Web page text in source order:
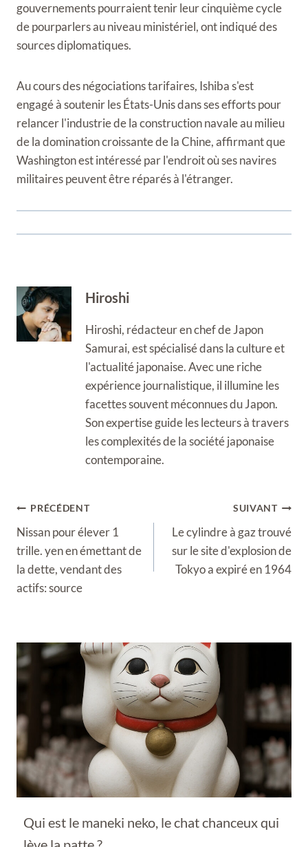
gouvernements pourraient tenir leur cinquième cycle
de pourparlers au niveau ministériel, ont indiqué des
sources diplomatiques.
Au cours des négociations tarifaires, Ishiba s'est
engagé à soutenir les États-Unis dans ses efforts pour
relancer l'industrie de la construction navale au milieu
de la domination croissante de la Chine, affirmant que
Washington est intéressé par l'endroit où ses navires
militaires peuvent être réparés à l'étranger.
Hiroshi
Hiroshi, rédacteur en chef de Japon
Samurai, est spécialisé dans la culture et
l'actualité japonaise. Avec une riche
expérience journalistique, il illumine les
facettes souvent méconnues du Japon.
Son expertise guide les lecteurs à travers
les complexités de la société japonaise
contemporaine.
Navigation
de
l’article
PRÉCÉDENT
Nissan pour élever 1
trille. yen en émettant de
la dette, vendant des
actifs: source
SUIVANT
Le cylindre à gaz trouvé
sur le site d'explosion de
Tokyo a expiré en 1964
Qui est le maneki neko, le chat chanceux qui